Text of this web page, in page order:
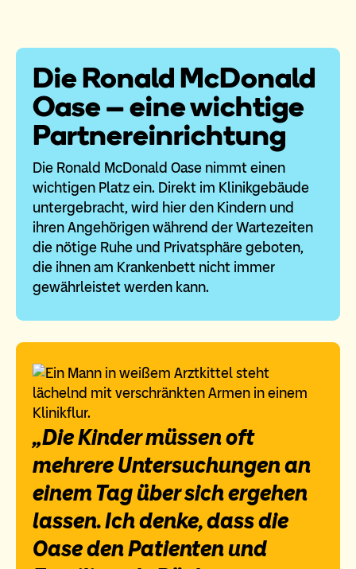
Die Ronald McDonald
Oase – eine wichtige
Partnereinrichtung
Die Ronald McDonald Oase nimmt einen
wichtigen Platz ein. Direkt im Klinikgebäude
untergebracht, wird hier den Kindern und
ihren Angehörigen während der Wartezeiten
die nötige Ruhe und Privatsphäre geboten,
die ihnen am Krankenbett nicht immer
gewährleistet werden kann.
„Die Kinder müssen oft
mehrere Untersuchungen an
einem Tag über sich ergehen
lassen. Ich denke, dass die
Oase den Patienten und